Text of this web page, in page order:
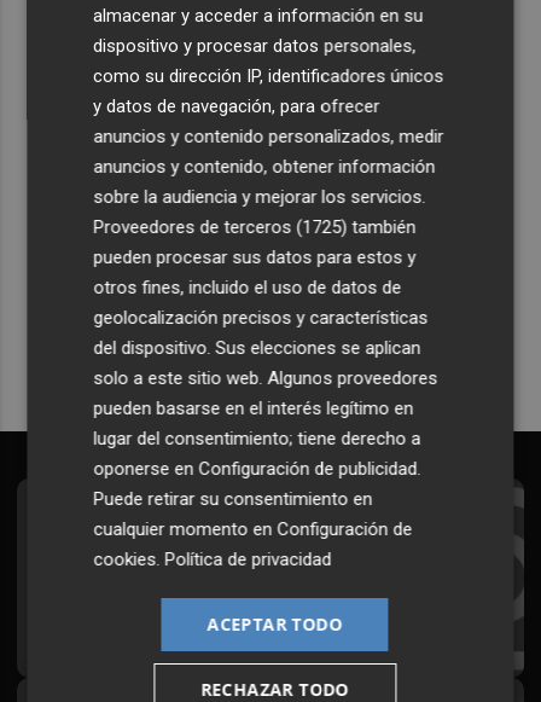
Una batea clochinera se hunde y otra sufre daños en un
incidente con un buque en el puerto de Valencia
Recibe toda la actualidad de
Plaza Podcast en tu correo
Quiero suscribirme
Suscríbete al Boletín
Todos los días a primera hora en tu email
¡Quiero suscribirme!
almacenar y acceder a información en su
dispositivo y procesar datos personales,
como su dirección IP, identificadores únicos
y datos de navegación, para ofrecer
anuncios y contenido personalizados, medir
anuncios y contenido, obtener información
sobre la audiencia y mejorar los servicios.
Proveedores de terceros (1725) también
pueden procesar sus datos para estos y
otros fines, incluido el uso de datos de
geolocalización precisos y características
del dispositivo. Sus elecciones se aplican
solo a este sitio web. Algunos proveedores
pueden basarse en el interés legítimo en
lugar del consentimiento; tiene derecho a
oponerse enConfiguración de publicidad.
Puede retirar su consentimiento en
cualquier momento enConfiguración de
cookies.Política de privacidad
ACEPTAR TODO
RECHAZAR TODO